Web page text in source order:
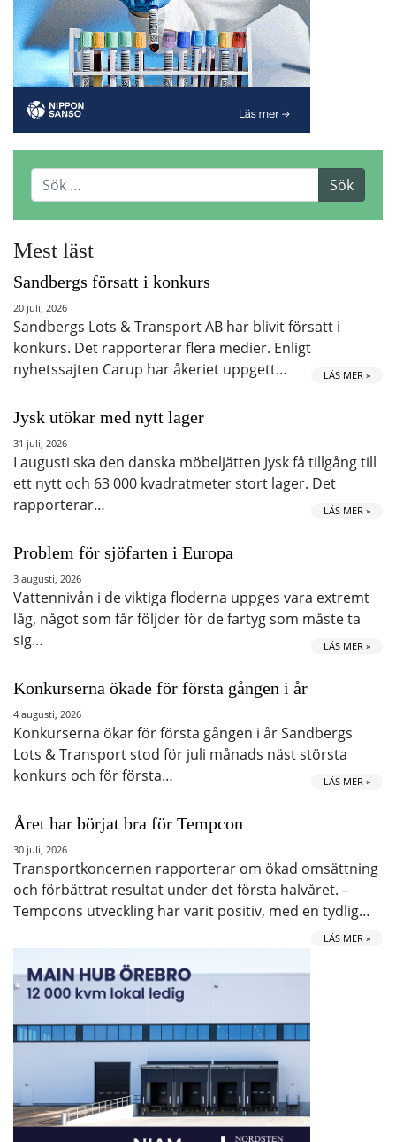
Mest läst
Sandbergs försatt i konkurs
20 juli, 2026
Sandbergs Lots & Transport AB har blivit försatt i
konkurs. Det rapporterar flera medier. Enligt
nyhetssajten Carup har åkeriet uppgett…
LÄS MER »
Jysk utökar med nytt lager
31 juli, 2026
I augusti ska den danska möbeljätten Jysk få tillgång till
ett nytt och 63 000 kvadratmeter stort lager. Det
rapporterar…
LÄS MER »
Problem för sjöfarten i Europa
3 augusti, 2026
Vattennivån i de viktiga floderna uppges vara extremt
låg, något som får följder för de fartyg som måste ta
sig…
LÄS MER »
Konkurserna ökade för första gången i år
4 augusti, 2026
Konkurserna ökar för första gången i år Sandbergs
Lots & Transport stod för juli månads näst största
konkurs och för första…
LÄS MER »
Året har börjat bra för Tempcon
30 juli, 2026
Transportkoncernen rapporterar om ökad omsättning
och förbättrat resultat under det första halvåret. –
Tempcons utveckling har varit positiv, med en tydlig…
LÄS MER »